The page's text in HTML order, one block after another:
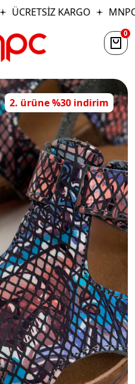
ÜCRETSİZ KARGO MNPC
0
2. ürüne %30 indirim